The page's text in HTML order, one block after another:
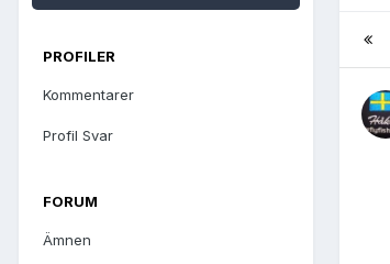
PROFILER
Kommentarer
Profil Svar
FORUM
Ämnen